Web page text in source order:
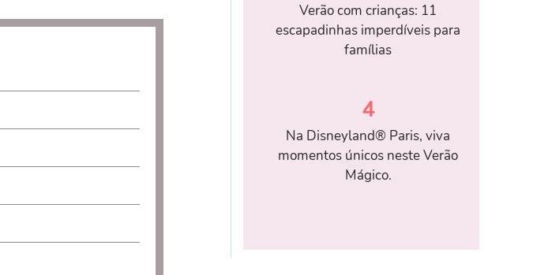
Verão com crianças: 11
escapadinhas imperdíveis para
famílias
4
Na Disneyland® Paris, viva
momentos únicos neste Verão
Mágico.